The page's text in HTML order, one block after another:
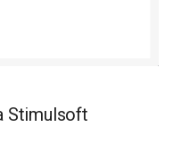
Stimulsoft